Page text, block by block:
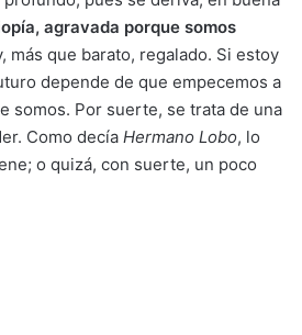
agravada porque somos
más que barato, regalado. Si estoy
depende de que empecemos a
somos. Por suerte, se trata de una
Como decía Hermano Lobo, lo
o quizá, con suerte, un poco